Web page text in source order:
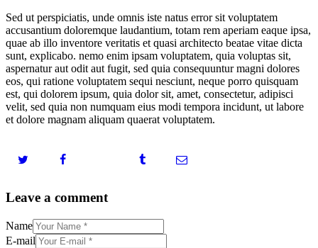
Sed ut perspiciatis, unde omnis iste natus error sit voluptatem
accusantium doloremque laudantium, totam rem aperiam eaque ipsa,
quae ab illo inventore veritatis et quasi architecto beatae vitae dicta
sunt, explicabo. nemo enim ipsam voluptatem, quia voluptas sit,
aspernatur aut odit aut fugit, sed quia consequuntur magni dolores
eos, qui ratione voluptatem sequi nesciunt, neque porro quisquam
est, qui dolorem ipsum, quia dolor sit, amet, consectetur, adipisci
velit, sed quia non numquam eius modi tempora incidunt, ut labore
et dolore magnam aliquam quaerat voluptatem.
Leave a comment
Name
E-mail